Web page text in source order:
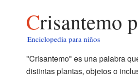
Crisantemo
Enciclopedia para niños
"Crisantemo" es una palabra
distintas plantas, objetos o